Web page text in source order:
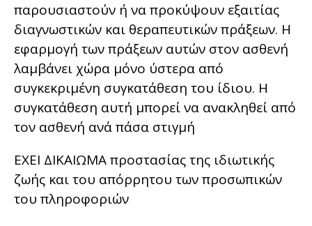
παρουσιαστούν ή να προκύψουν εξαιτίας
διαγνωστικών και θεραπευτικών πράξεων. Η
εφαρμογή των πράξεων αυτών στον ασθενή
λαμβάνει χώρα μόνο ύστερα από
συγκεκριμένη συγκατάθεση του ίδιου. Η
συγκατάθεση αυτή μπορεί να ανακληθεί από
τον ασθενή ανά πάσα στιγμή
ΕΧΕΙ ΔΙΚΑΙΩΜΑ προστασίας της ιδιωτικής
ζωής και του απόρρητου των προσωπικών
του πληροφοριών